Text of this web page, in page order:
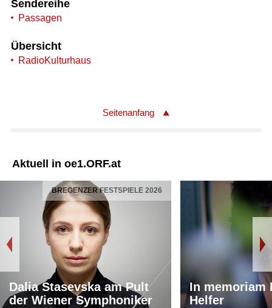
Sendereihe
Passagen
Übersicht
RadioKulturhaus
Seitenanfang
Aktuell in oe1.ORF.at
BREGENZER FESTSPIELE 2026
Dalia Stasevska am Pult
der Wiener Symphoniker
In memoriam
Helfer